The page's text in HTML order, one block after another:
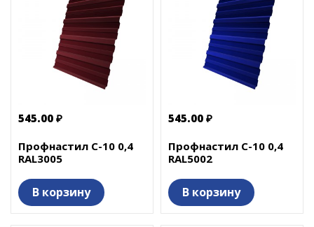
545.00 ₽
Профнастил С-10 0,4
RAL3005
В корзину
545.00 ₽
Профнастил С-10 0,4
RAL5002
В корзину